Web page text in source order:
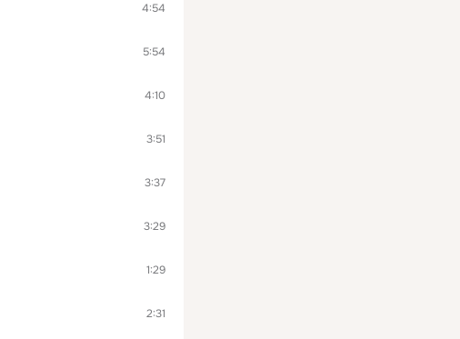
4:54
5:54
4:10
3:51
3:37
3:29
1:29
2:31